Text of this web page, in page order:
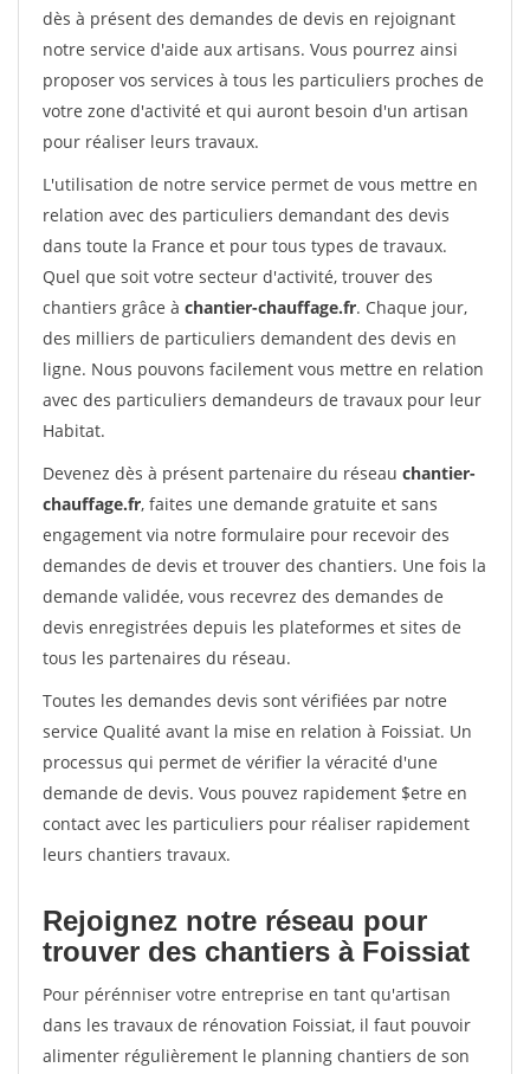
dès à présent des demandes de devis en rejoignant
notre service d'aide aux artisans. Vous pourrez ainsi
proposer vos services à tous les particuliers proches de
votre zone d'activité et qui auront besoin d'un artisan
pour réaliser leurs travaux.
L'utilisation de notre service permet de vous mettre en
relation avec des particuliers demandant des devis
dans toute la France et pour tous types de travaux.
Quel que soit votre secteur d'activité, trouver des
chantiers grâce à chantier-chauffage.fr. Chaque jour,
des milliers de particuliers demandent des devis en
ligne. Nous pouvons facilement vous mettre en relation
avec des particuliers demandeurs de travaux pour leur
Habitat.
Devenez dès à présent partenaire du réseau chantier-
chauffage.fr, faites une demande gratuite et sans
engagement via notre formulaire pour recevoir des
demandes de devis et trouver des chantiers. Une fois la
demande validée, vous recevrez des demandes de
devis enregistrées depuis les plateformes et sites de
tous les partenaires du réseau.
Toutes les demandes devis sont vérifiées par notre
service Qualité avant la mise en relation à Foissiat. Un
processus qui permet de vérifier la véracité d'une
demande de devis. Vous pouvez rapidement $etre en
contact avec les particuliers pour réaliser rapidement
leurs chantiers travaux.
Rejoignez notre réseau pour
trouver des chantiers à Foissiat
Pour pérénniser votre entreprise en tant qu'artisan
dans les travaux de rénovation Foissiat, il faut pouvoir
alimenter régulièrement le planning chantiers de son